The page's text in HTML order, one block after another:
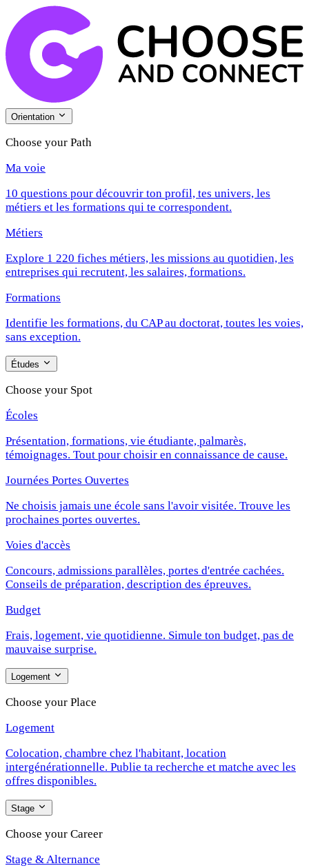
Orientation
Choose your Path
Ma voie
10 questions pour découvrir ton profil, tes univers, les
métiers et les formations qui te correspondent.
Métiers
Explore 1 220 fiches métiers, les missions au quotidien, les
entreprises qui recrutent, les salaires, formations.
Formations
Identifie les formations, du CAP au doctorat, toutes les voies,
sans exception.
Études
Choose your Spot
Écoles
Présentation, formations, vie étudiante, palmarès,
témoignages. Tout pour choisir en connaissance de cause.
Journées Portes Ouvertes
Ne choisis jamais une école sans l'avoir visitée. Trouve les
prochaines portes ouvertes.
Voies d'accès
Concours, admissions parallèles, portes d'entrée cachées.
Conseils de préparation, description des épreuves.
Budget
Frais, logement, vie quotidienne. Simule ton budget, pas de
mauvaise surprise.
Logement
Choose your Place
Logement
Colocation, chambre chez l'habitant, location
intergénérationnelle. Publie ta recherche et matche avec les
offres disponibles.
Stage
Choose your Career
Stage & Alternance